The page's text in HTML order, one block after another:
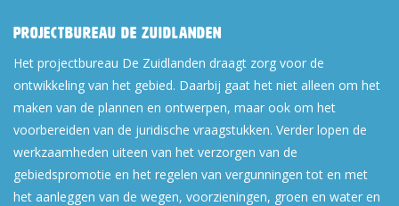
Projectbureau De Zuidlanden
Het projectbureau De Zuidlanden draagt zorg voor de
ontwikkeling van het gebied. Daarbij gaat het niet alleen om het
maken van de plannen en ontwerpen, maar ook om het
voorbereiden van de juridische vraagstukken. Verder lopen de
werkzaamheden uiteen van het verzorgen van de
gebiedspromotie en het regelen van vergunningen tot en met
het aanleggen van de wegen, voorzieningen, groen en water en